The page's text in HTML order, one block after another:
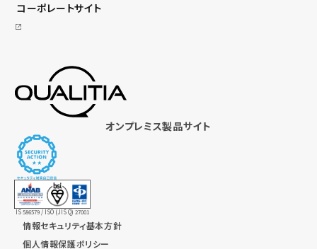
コーポレートサイト
オンプレミス製品サイト
IS 586579 / ISO (JIS Q) 27001
情報セキュリティ基本方針
個人情報保護ポリシー